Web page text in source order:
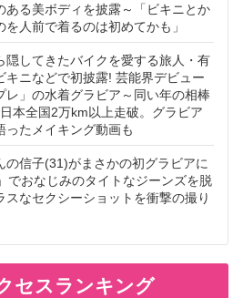
ある美ボディを披露～「ビキニとか
人前で着るのは初めてかも」
隠してきたバイクを愛する旅人・有
キニなどで初披露! 芸能界デビュー
レ」の水着グラビア～同い年の相棒
日本全国2万km以上走破。グラビア
ったメイキング動画も
の信子(31)がまさかの初グラビアに
でおなじみのタイトなジーンズを脱
スなセクシーショットを衝撃の撮り
セスランキング